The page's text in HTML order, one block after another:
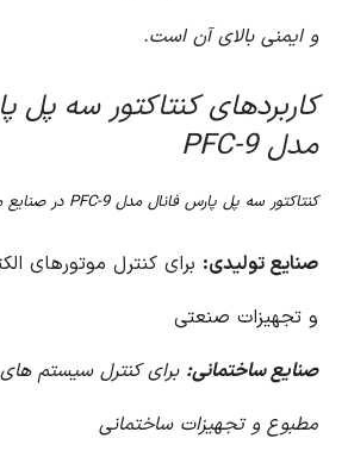
و ایمنی بالای آن است.
کاربردهای کنتاکتور سه پل
مدل PFC-9
کنتاکتور سه پل پارس فانال مدل PFC-9 در صنایع مختلفی مانند:
صنایع تولیدی: برای کنترل موتورهای
و تجهیزات صنعتی
صنایع ساختمانی: برای کنترل سیستم های
مطبوع و تجهیزات ساختمانی